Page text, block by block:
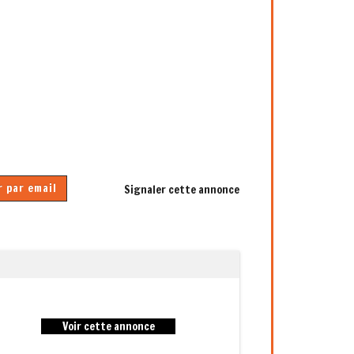
email Signaler cette annonce
Voir cette annonce